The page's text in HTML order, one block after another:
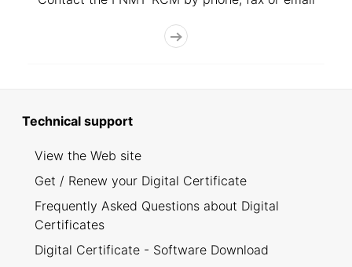
Technical support
View the Web site
Get / Renew your Digital Certificate
Frequently Asked Questions about Digital
Certificates
Digital Certificate - Software Download